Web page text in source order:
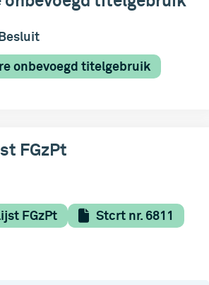
onbevoegd titelgebruik
FGzPt
FGzPt
Stcrt nr. 6811